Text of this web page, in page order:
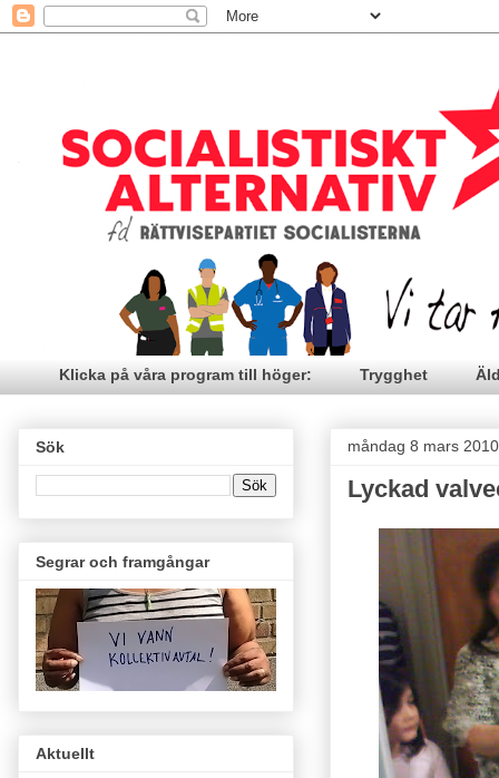
Klicka på våra program till höger: Trygghet
måndag 8 mars 2010
Lyckad
Sök
Segrar och framgångar
Aktuellt